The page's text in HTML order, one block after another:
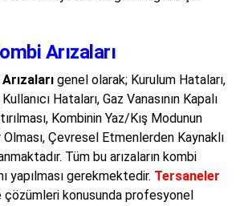
Arızaları
genel olarak; Kurulum Hataları,
Hataları, Gaz Vanasının Kapalı
Kombinin Yaz/Kış Modunun
Olması, Çevresel Etmenlerden Kaynaklı
Tüm bu arızaların kombi
yapılması gerekmektedir. Tersaneler
çözümleri konusunda profesyonel